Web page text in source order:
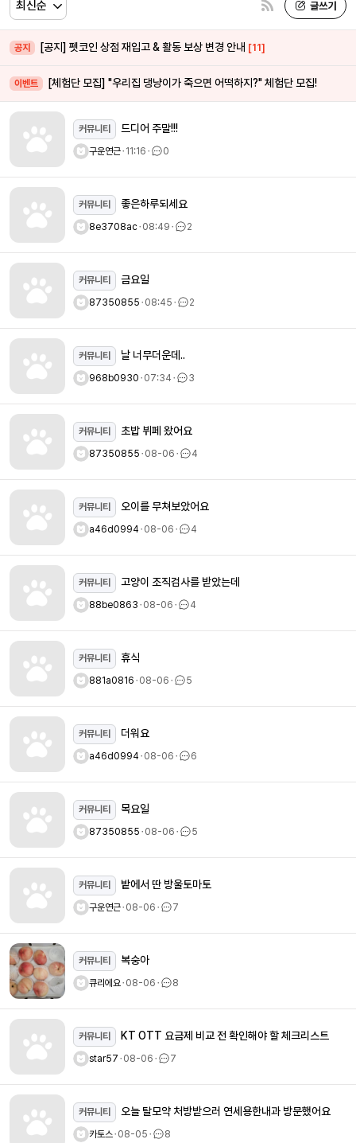
공지 [공지] 펫코인 상점 재입고 & 활동 보상 변경 안내 [11]
이벤트 [체험단 모집] "우리집 댕냥이가 죽으면 어떡하지?" 체험단 모집!
커뮤니티 드디어 주말!!!
구운연근ㆍ11:16ㆍ 0
커뮤니티 좋은하루되세요
8e3708acㆍ08:49ㆍ 2
커뮤니티 금요일
87350855ㆍ08:45ㆍ 2
커뮤니티 날 너무더운데..
968b0930ㆍ07:34ㆍ 3
커뮤니티 초밥 뷔페 왔어요
87350855ㆍ08-06ㆍ 4
커뮤니티 오이를 무쳐보았어요
a46d0994ㆍ08-06ㆍ 4
커뮤니티 고양이 조직검사를 받았는데
88be0863ㆍ08-06ㆍ 4
커뮤니티 휴식
881a0816ㆍ08-06ㆍ 5
커뮤니티 더워요
a46d0994ㆍ08-06ㆍ 6
커뮤니티 목요일
87350855ㆍ08-06ㆍ 5
커뮤니티 밭에서 딴 방울토마토
구운연근ㆍ08-06ㆍ 7
커뮤니티 복숭아
큐리에요ㆍ08-06ㆍ 8
커뮤니티 KT OTT 요금제 비교 전 확인해야 할 체크리스트
star57ㆍ08-06ㆍ 7
커뮤니티 오늘 탈모약 처방받으러 연세용한내과 방문했어요
카토스ㆍ08-05ㆍ 8